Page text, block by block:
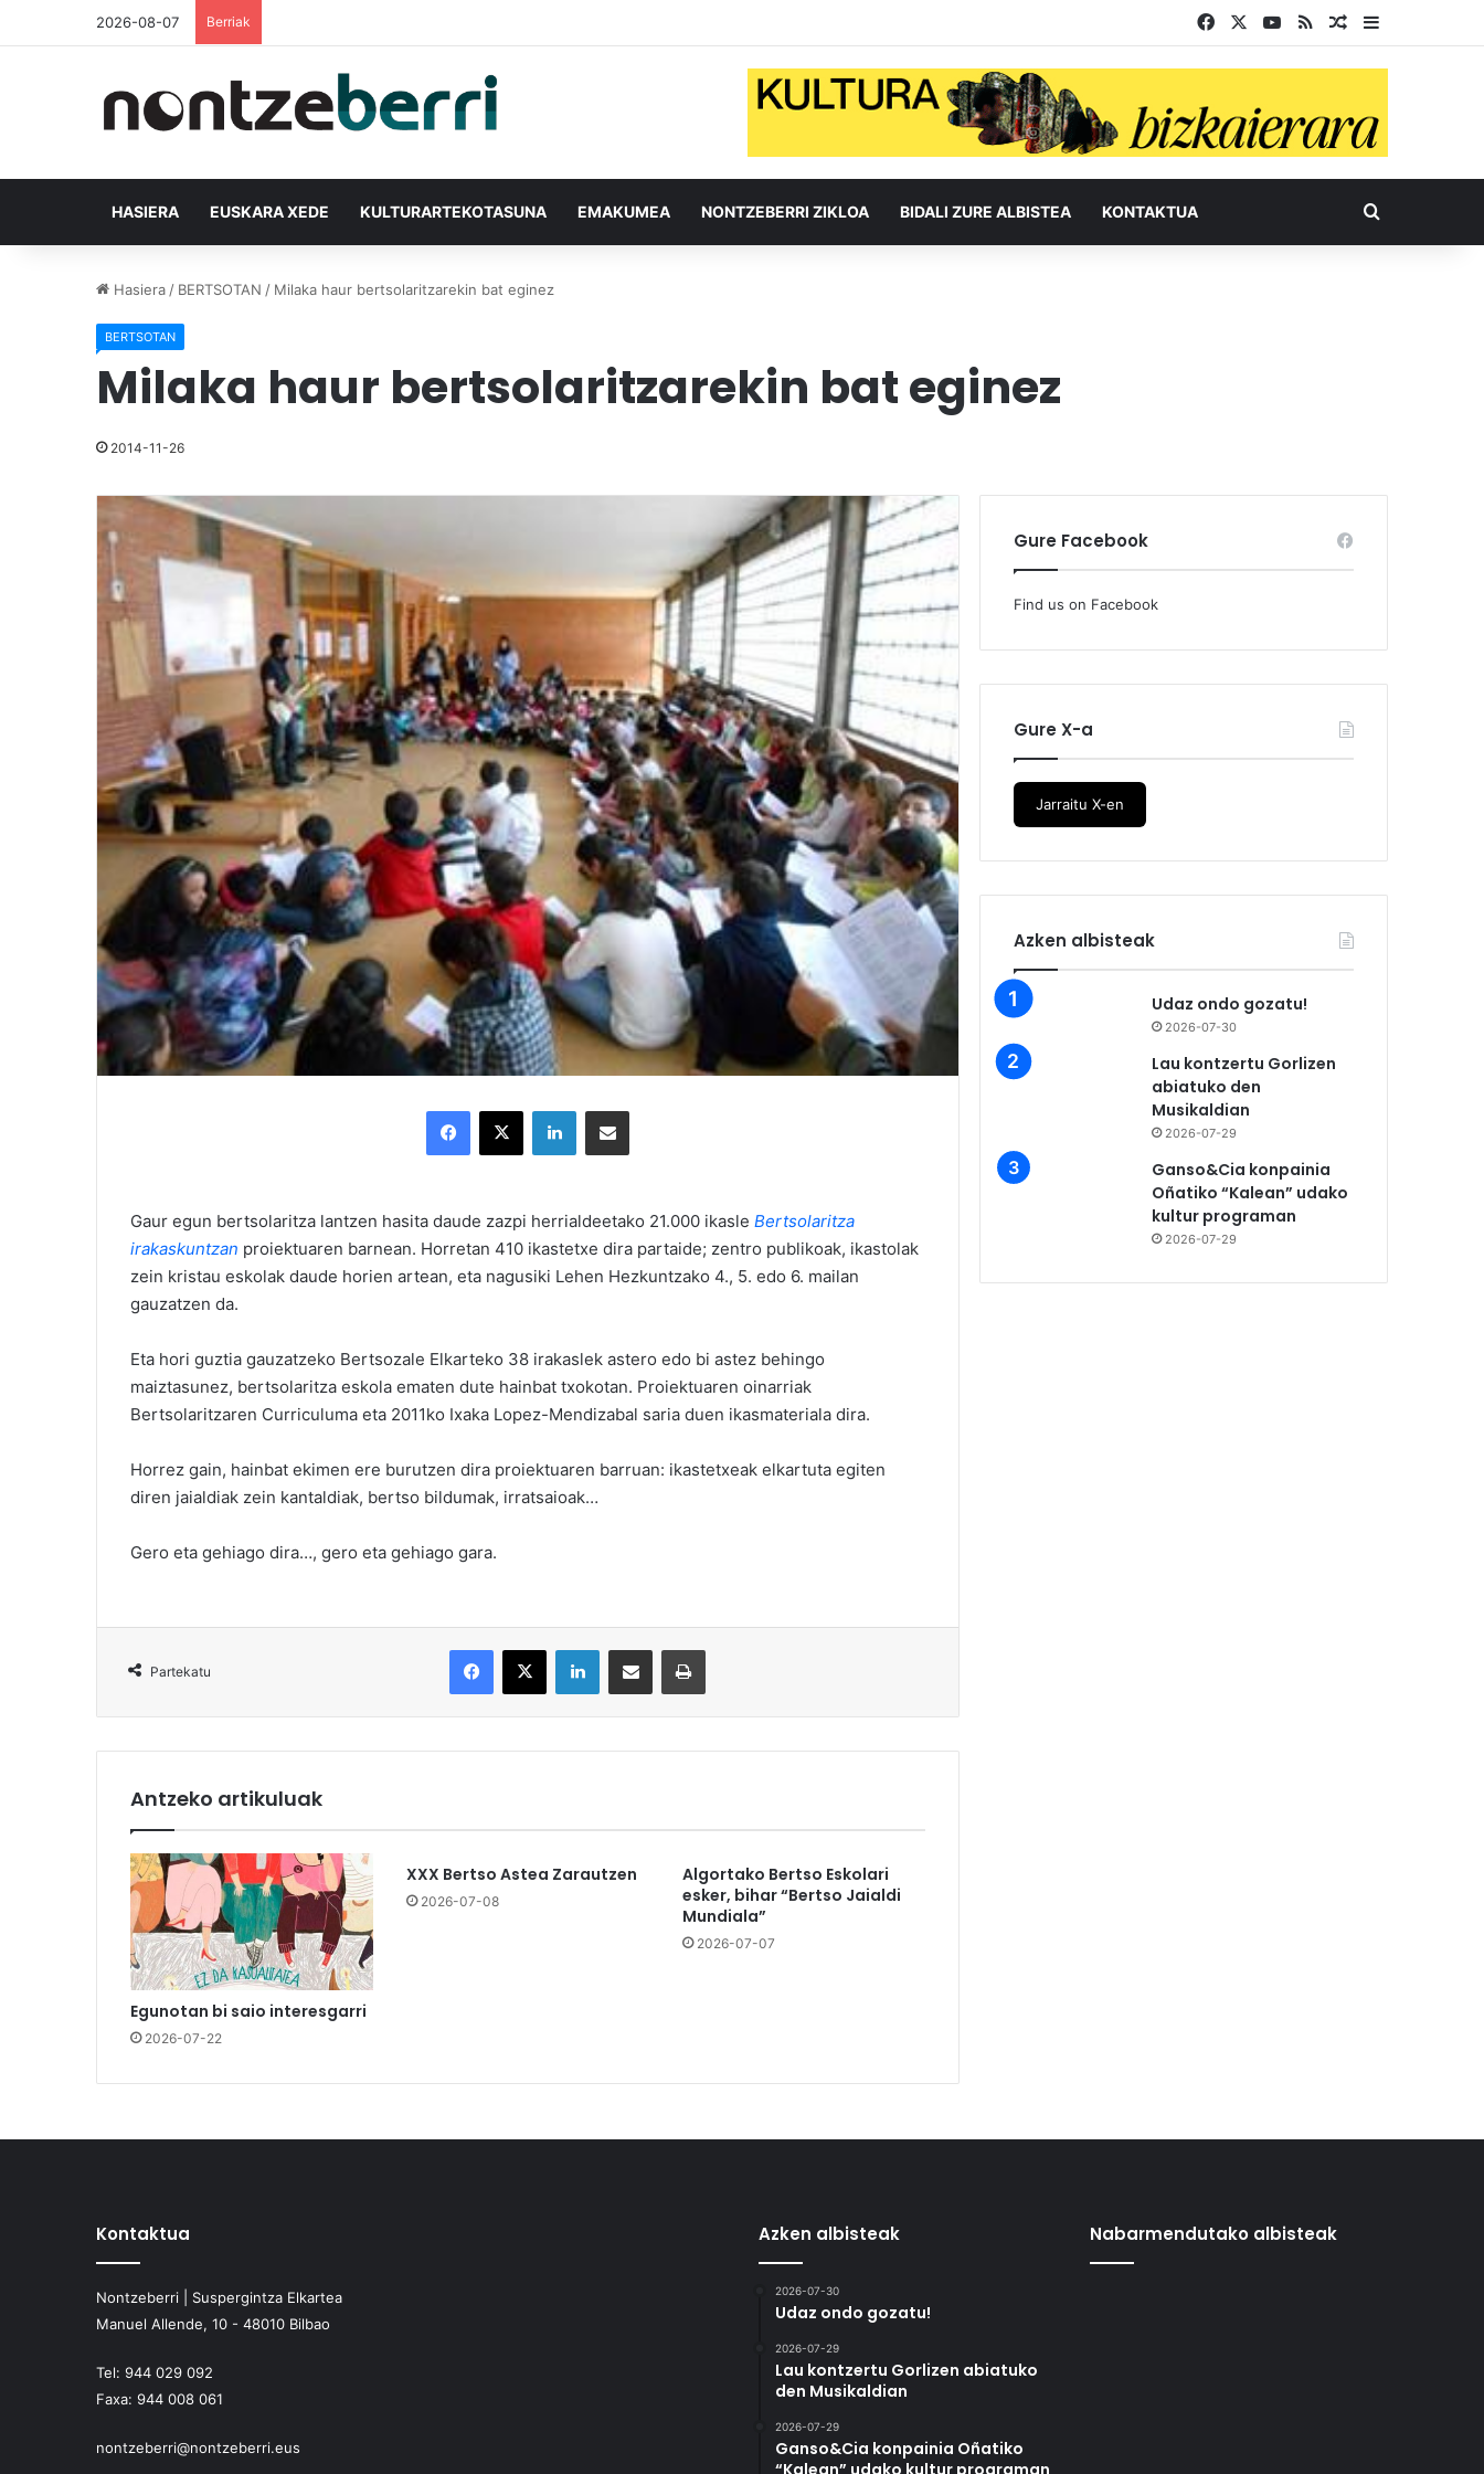
2026-08-07 Berriak Facebook YouTube
RSS Ausazko
HASIERA EUSKARA XEDE KULTURARTEKOTASUNA EMAKUMEA NONTZEBERRI ZIKLOA BIDALI ZURE ALBISTEA KONTAKTUA Bilatu
Hasiera / BERTSOTAN / Milaka haur bertsolaritzarekin bat eginez
BERTSOTAN
Milaka haur bertsolaritzarekin bat eginez
2014-11-26
Gaur egun bertsolaritza lantzen hasita daude zazpi herrialdeetako 21.000 ikasle Bertsolaritza
irakaskuntzan proiektuaren barnean. Horretan 410 ikastetxe dira partaide; zentro publikoak, ikastolak
zein kristau eskolak daude horien artean, eta nagusiki Lehen Hezkuntzako 4., 5. edo 6. mailan
gauzatzen da.
Eta hori guztia gauzatzeko Bertsozale Elkarteko 38 irakaslek astero edo bi astez behingo
maiztasunez, bertsolaritza eskola ematen dute hainbat txokotan. Proiektuaren oinarriak
Bertsolaritzaren Curriculuma eta 2011ko Ixaka Lopez-Mendizabal saria duen ikasmateriala dira.
Horrez gain, hainbat ekimen ere burutzen dira proiektuaren barruan: ikastetxeak elkartuta egiten
diren jaialdiak zein kantaldiak, bertso bildumak, irratsaioak…
Gero eta gehiago dira…, gero eta gehiago gara.
Partekatu
Antzeko artikuluak
Egunotan bi saio interesgarri
2026-07-22
XXX Bertso Astea Zarautzen
2026-07-08
Algortako Bertso Eskolari
esker, bihar “Bertso Jaialdi
Mundiala”
2026-07-07
Gure Facebook
Find us on Facebook
Gure X-a
Jarraitu X-en
Azken albisteak
Udaz ondo gozatu!
2026-07-30
Lau kontzertu Gorlizen
abiatuko den
Musikaldian
2026-07-29
Ganso&Cia konpainia
Oñatiko “Kalean” udako
kultur programan
2026-07-29
Kontaktua
Nontzeberri | Suspergintza Elkartea
Manuel Allende, 10 - 48010 Bilbao
Tel: 944 029 092
Faxa: 944 008 061
nontzeberri@nontzeberri.eus
Azken albisteak
2026-07-30
Udaz ondo gozatu!
2026-07-29
Lau kontzertu Gorlizen abiatuko
den Musikaldian
2026-07-29
Ganso&Cia konpainia Oñatiko
“Kalean” udako kultur programan
Nabarmendutako albisteak